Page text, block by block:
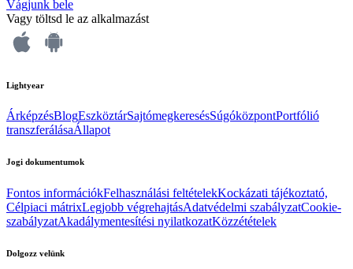
Vágjunk bele
Vagy töltsd le az alkalmazást
Lightyear
ÁrképzésBlogEszköztárSajtómegkeresésSúgóközpontPortfólió
transzferálásaÁllapot
Jogi dokumentumok
Fontos információkFelhasználási feltételekKockázati tájékoztató,
Célpiaci mátrixLegjobb végrehajtásAdatvédelmi szabályzatCookie-
szabályzatAkadálymentesítési nyilatkozatKözzétételek
Dolgozz velünk